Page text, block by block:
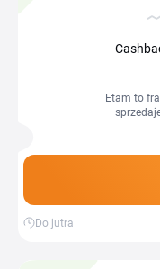
Etam to
Do jutra